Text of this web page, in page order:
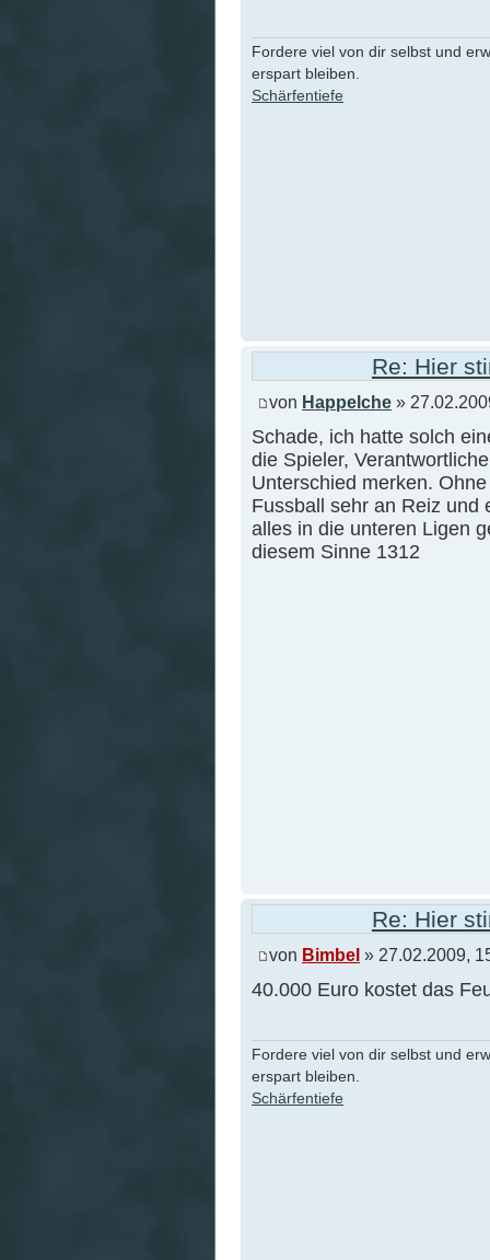
Fordere viel von dir selbst und
erspart bleiben.
Schärfentiefe
Re: Hier
von Happelche »
Schade, ich hatte solch
die Spieler,
Unterschied merken.
Fussball sehr an Reiz und
alles in die unteren Ligen
diesem Sinne 1312
Re: Hier
von Bimbel » 27.02.2009,
40.000 Euro kostet das
Fordere viel von dir selbst und
erspart bleiben.
Schärfentiefe